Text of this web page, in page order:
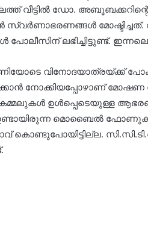
വീട്ടിൽ ഡോ. അബൂബക്കറിന്റെ
മോഷ്ടിച്ചത്.
പോലീസിന് ലഭിച്ചിട്ടുണ്ട്.
വിനോദയാത്രയ്ക്ക്
നോക്കിയപ്പോഴാണ് മോഷണ
ഉൾപ്പെടെയുള്ള
മൊബൈൽ ഫോണുകൾ,
കൊണ്ടുപോയിട്ടില്ല.